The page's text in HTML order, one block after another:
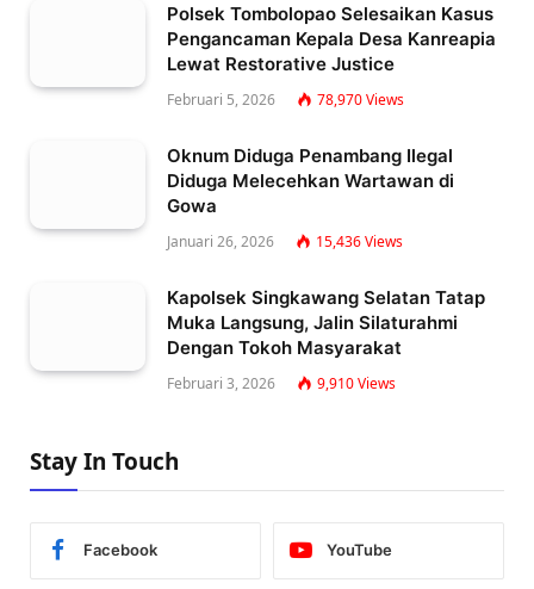
Polsek Tombolopao Selesaikan Kasus
Pengancaman Kepala Desa Kanreapia
Lewat Restorative Justice
Februari 5, 2026 78,970Views
Oknum Diduga Penambang Ilegal
Diduga Melecehkan Wartawan di
Gowa
Januari 26, 2026 15,436Views
Kapolsek Singkawang Selatan Tatap
Muka Langsung, Jalin Silaturahmi
Dengan Tokoh Masyarakat
Februari 3, 2026 9,910Views
Stay In Touch
Facebook YouTube